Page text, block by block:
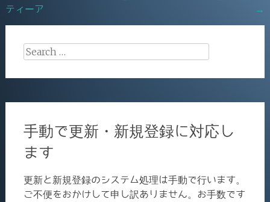
k
navigation
ティーア →
Search
手動で更新・新規登録に対応し
ます
更新と新規登録のシステム処理は手動で行います。
ご不便をおかけして申し訳ありません。お手数です